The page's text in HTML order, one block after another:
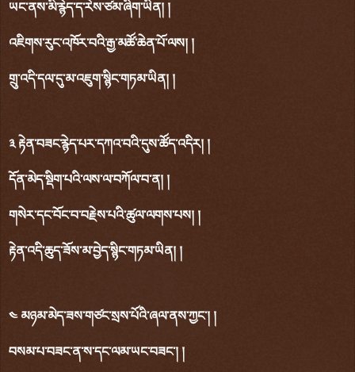
ཡང་ནས་མི་རྙེད་ད་རེས་ཙམ་ཞིག་ཡིན། །
འཇིགས་རུང་འཁོར་བའི་རྒྱ་མཚོ་ཆེན་པོ་ལས། །
གྲུ་འདི་དལ་དུ་མ་འཇུག་སྙིང་གཏམ་ཡིན། །
༣ རྟེན་བཟང་རྙེད་པར་དཀའ་བའི་དུས་ཚོད་འདིར། །
དོན་མེད་སྡིག་པའི་ལས་ལ་བཀོལ་བ་ན། །
གསེར་དང་བོང་བ་བརྗེས་པའི་ཚུལ་ལགས་པས། །
རྟེན་འདི་ཆུད་ཟོས་མ་བྱེད་སྙིང་གཏམ་ཡིན། །
༤ མཉམ་མེད་ཟས་གཙང་སྲས་པོའི་ཞལ་ནས་ཀྱང་། །
བསམ་པ་བཟང་ན་ས་དང་ལམ་ཡང་བཟང་། །